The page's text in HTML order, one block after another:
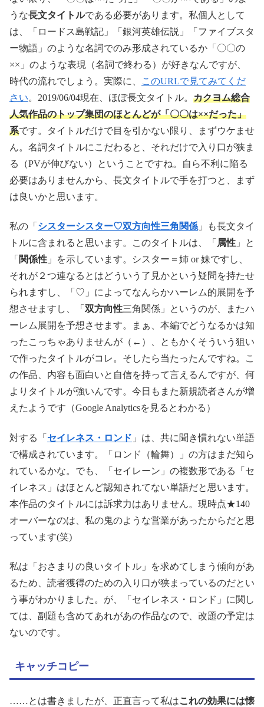
うな長文タイトルである必要があります。私個人として
は、「ロードス島戦記」「銀河英雄伝説」「ファイブスタ
ー物語」のような名詞でのみ形成されているか「〇〇の
××」のような表現（名詞で終わる）が好きなんですが、
時代の流れでしょう。実際に、
このURLで見てみてくだ
さい。2019/06/04現在、ほぼ長文タイトル。 カクヨム総合
人気作品のトップ集団のほとんどが「〇〇は××だった」
系です。タイトルだけで目を引かない限り、まずウケませ
ん。名詞タイトルにこだわると、それだけで入り口が狭ま
る（PVが伸びない）ということですね。自ら不利に陥る
必要はありませんから、長文タイトルで手を打つと、まず
は良いかと思います。
私の「 シスターシスター♡双方向性三角関係 」も長文タイ
トルに含まれると思います。このタイトルは、「 属性 」と
「 関係性 」を示しています。シスター＝姉 or 妹ですし、
それが２つ連なるとはどういう了見かという疑問を持たせ
られますし、「♡」によってなんらかハーレム的展開を予
想させますし、「 双方向性三角関係」というのが、またハ
ーレム展開を予想させます。まぁ、本編でどうなるかは知
ったこっちゃありませんが（←）、ともかくそういう狙い
で作ったタイトルがコレ。そしたら当たったんですね。こ
の作品、内容も面白いと自信を持って言えるんですが、何
よりタイトルが強いんです。今日もまた新規読者さんが増
えたようです（Google Analyticsを見るとわかる）
対する「 セイレネス・ロンド 」は、共に聞き慣れない単語
で構成されています。「ロンド（輪舞）」の方はまだ知ら
れているかな。でも、「セイレーン」の複数形である「セ
イレネス」はほとんど認知されてない単語だと思います。
本作品のタイトルには訴求力はありません。現時点★140
オーバーなのは、私の鬼のような営業があったからだと思
っています(笑)
私は「おさまりの良いタイトル」を求めてしまう傾向があ
るため、読者獲得のための入り口が狭まっているのだとい
う事がわかりました。が、「セイレネス・ロンド」に関し
ては、副題も含めてあれがあの作品なので、改題の予定は
ないのです。
キャッチコピー
……とは書きましたが、正直言って私はこれの効果には懐